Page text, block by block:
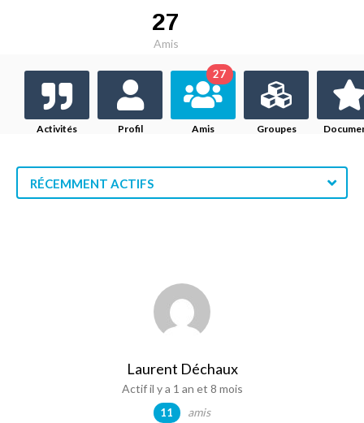
27
Amis
Activités Profil Amis
27
Groupes
RÉCEMMENT ACTIFS
Laurent Déchaux
Actif il y a 1 an et 8 mois
11 amis